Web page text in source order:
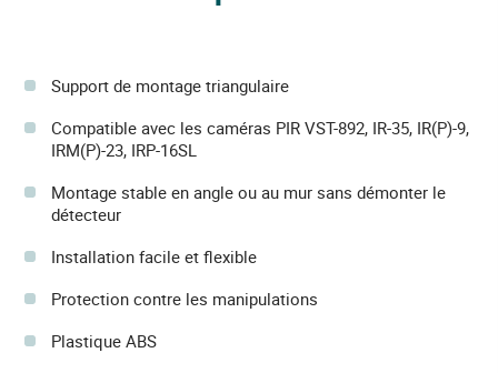
Support de montage triangulaire
Compatible avec les caméras PIR VST-892, IR-35, IR(P)-9,
IRM(P)-23, IRP-16SL
Montage stable en angle ou au mur sans démonter le
détecteur
Installation facile et flexible
Protection contre les manipulations
Plastique ABS